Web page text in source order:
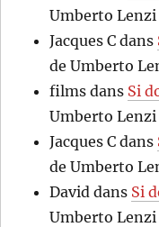
Umberto Lenzi
Jacques C dans
de Umberto
films dans Si
Umberto Lenzi
Jacques C dans
de Umberto
David dans Si
Umberto Lenzi